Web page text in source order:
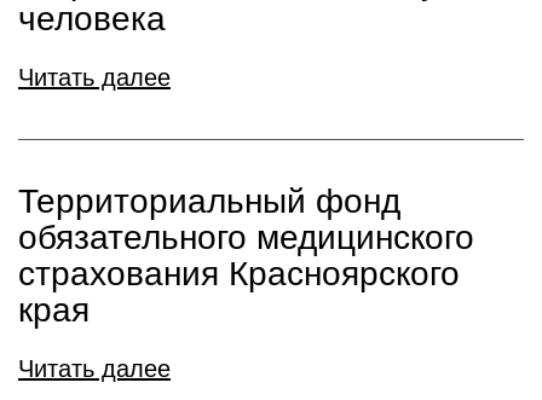
человека
Читать далее
Территориальный фонд
обязательного медицинского
страхования Красноярского
края
Читать далее